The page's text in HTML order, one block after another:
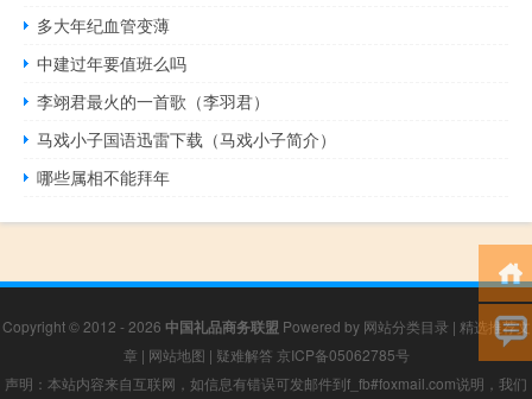
多大年纪血管变薄
中建过年要值班么吗
李翊君最火的一首歌（李羽君）
马戏小子国语迅雷下载（马戏小子简介）
哪些属相不能拜年
Copyright © 2012 - 2026 中国礼品商务联盟 Powered by 网站分类目录 | 精选推荐文
章 | 网站地图 | 疑难解答 京ICP备05062785号
声明：本站内容来自互联网，如信息有错误可发邮件到f_fb#foxmail.com说明，我们